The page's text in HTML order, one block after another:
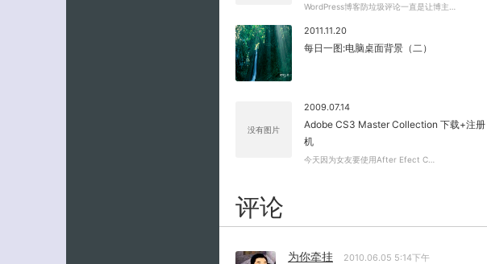
WordPress博客防垃圾评论一直是让博主…
2011.11.20
每日一图:电脑桌面背景（二）
没有图片
2009.07.14
Adobe CS3 Master Collection 下载+注册
机
今天因为女友要使用After Efect C…
评论
为你牵挂 2010.06.05 5:14下午